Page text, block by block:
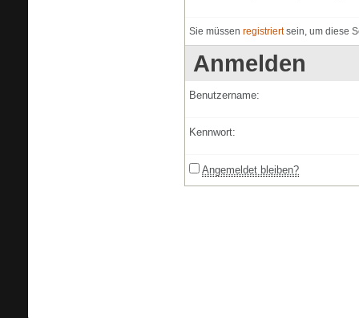
Sie müssen registriertsein, um diese
Anmelden
Benutzername:
Kennwort:
Angemeldet bleiben?